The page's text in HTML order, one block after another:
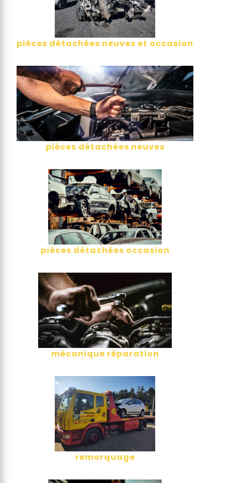
pièces détachées neuves et occasion
pièces détachées neuves
pièces détachées occasion
mécanique réparation
remorquage